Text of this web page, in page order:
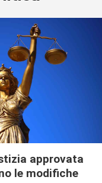
approvata
le modifiche